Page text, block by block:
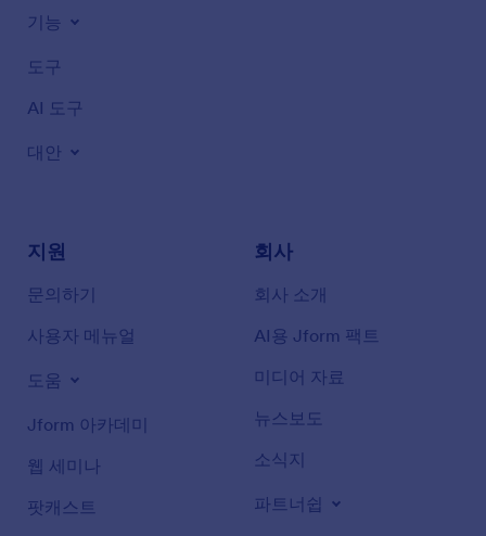
기능
도구
AI 도구
대안
지원
문의하기
사용자 메뉴얼
도움
Jform 아카데미
웹 세미나
팟캐스트
회사
회사 소개
AI용 Jform 팩트
미디어 자료
뉴스보도
소식지
파트너쉽